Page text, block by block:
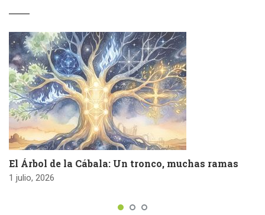
El Árbol de la Cábala: Un tronco, muchas ramas
1 julio, 2026